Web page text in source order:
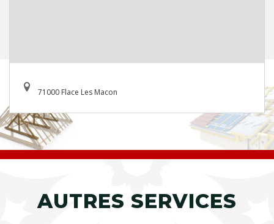
71000 Flace Les Macon
AUTRES SERVICES